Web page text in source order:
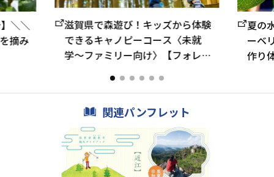
＼＼
摘み
滋賀県で森遊び！キッズから体験
できるキャノピーコース〈未就
学〜ファミリー向け〉【フォレス
夏の
ーベ
作り
関連パンフレット